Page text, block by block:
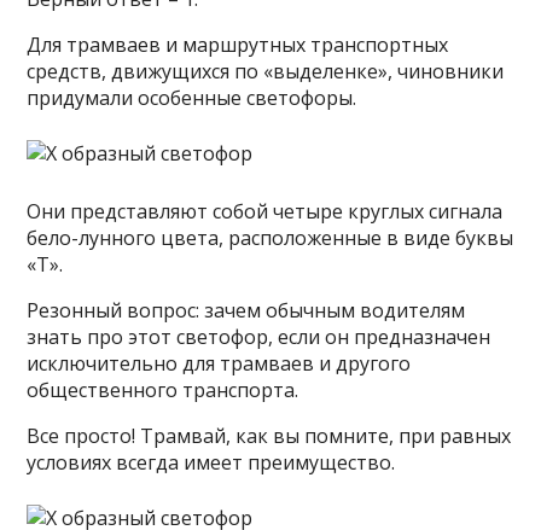
Для трамваев и маршрутных транспортных
средств, движущихся по «выделенке», чиновники
придумали особенные светофоры.
Они представляют собой четыре круглых сигнала
бело-лунного цвета, расположенные в виде буквы
«Т».
Резонный вопрос: зачем обычным водителям
знать про этот светофор, если он предназначен
исключительно для трамваев и другого
общественного транспорта.
Все просто! Трамвай, как вы помните, при равных
условиях всегда имеет преимущество.